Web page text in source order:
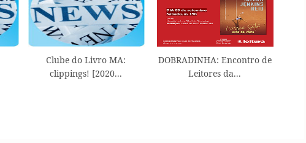
Clube do Livro MA:
clippings! [2020...
DOBRADINHA: Encontro de
Leitores da...